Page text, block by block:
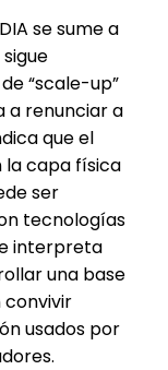
se sume a
“scale-up”
a renunciar a
que el
la capa física
ser
tecnologías
interpreta
una base
convivir
usados por